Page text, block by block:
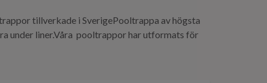
tillverkade i SverigePooltrappa av högsta
under liner.Våra pooltrappor har utformats för